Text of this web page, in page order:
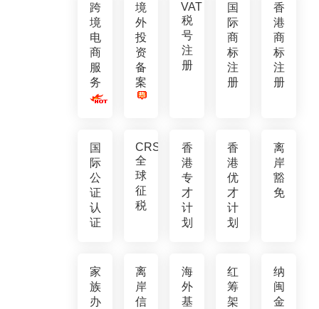
跨
境
电
商
服
务
境
外
投
资
备
案
VAT
税
号
注
册
国
际
商
标
注
册
香
港
商
标
注
册
国
际
公
证
认
证
CRS
全
球
征
税
香
港
专
才
计
划
香
港
优
才
计
划
离
岸
豁
免
家
族
办
离
岸
信
海
外
基
红
筹
架
纳
闽
金